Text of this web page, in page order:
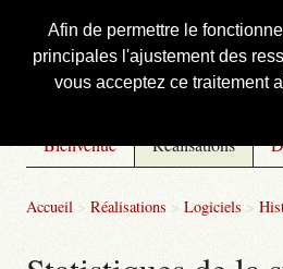
Afin de permettre le
principales l'ajustement des
vous acceptez ce traitement
Courbis, « LE »
Bienvenue Réalisations
Accueil > Réalisations > Logiciels >